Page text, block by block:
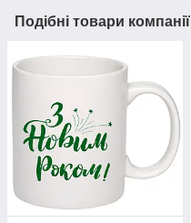
Подібні товари компанії